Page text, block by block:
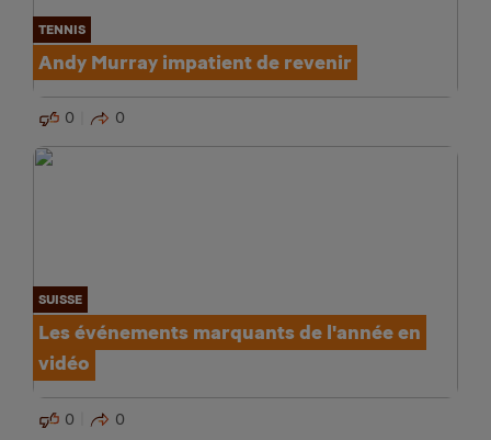
TENNIS
Andy Murray impatient de revenir
0 0
SUISSE
Les événements marquants de l'année en
vidéo
0 0